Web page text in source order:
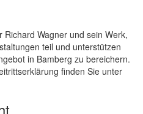
Wag­ner und sein Werk,
teil und un­ter­stüt­zen
in Bam­berg zu be­rei­chern.
fin­den Sie un­ter